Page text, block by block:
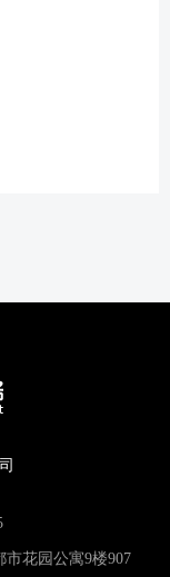
花园公寓9楼907